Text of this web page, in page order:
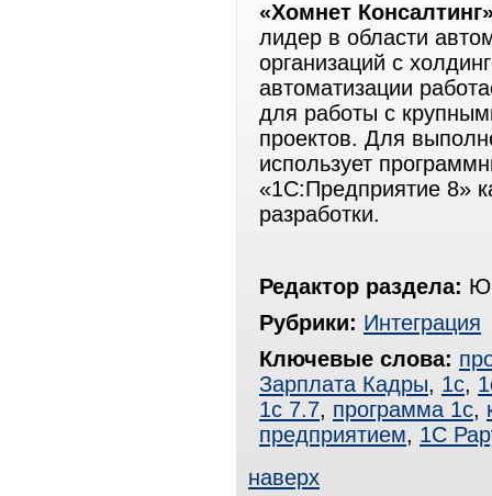
«Хомнет
лидер в области
организаций с
автоматизации
для работы с
проектов. Для
использует
«1С:Предприятие 8»
разработки.
Редактор раздела:
Рубрики: Интеграция
Ключевые слова:
Зарплата Кадры, 1с,
1с 7.7, программа 1с,
предприятием, 1С
наверх